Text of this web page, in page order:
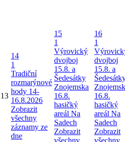
13
14
1
Tradiční
rozmarýnové
hody 14-
16.8.2026
Zobrazit
všechny
záznamy ze
dne
15
1
Výrovický
dvojboj
15.8. a
Šedesátky
Znojemska
16.8.
hasičký
areál Na
Sadech
Zobrazit
16
1
dvojboj
15.8. a
16.8.
hasičký
areál Na
Sadech
Zobrazit